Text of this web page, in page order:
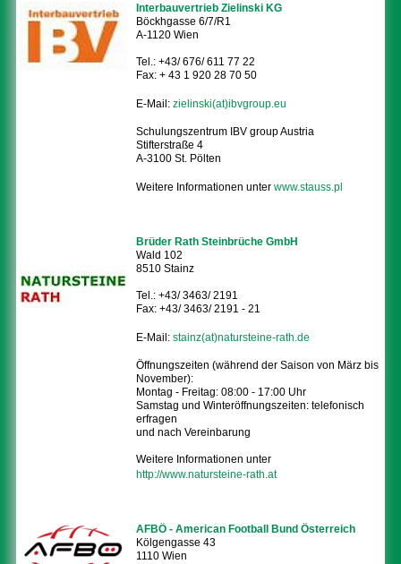
Interbauvertrieb Zielinski KG
Böckhgasse 6/7/R1
A-1120 Wien
Tel.: +43/ 676/ 611 77 22
Fax: + 43 1 920 28 70 50
E-Mail:zielinski(at)ibvgroup.eu
Schulungszentrum IBV group Austria
Stifterstraße 4
A-3100 St. Pölten
Weitere Informationen unterwww.stauss.pl
Brüder Rath Steinbrüche GmbH
Wald 102
8510 Stainz
Tel.: +43/ 3463/ 2191
Fax: +43/ 3463/ 2191 - 21
E-Mail:stainz(at)natursteine-rath.de
Öffnungszeiten (während der Saison von März bis
November):
Montag - Freitag: 08:00 - 17:00 Uhr
Samstag und Winteröffnungszeiten: telefonisch
erfragen
und nach Vereinbarung
Weitere Informationen unter
http://www.natursteine-rath.at
AFBÖ - American Football Bund Österreich
Kölgengasse 43
1110 Wien